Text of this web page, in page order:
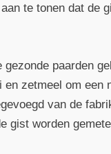
te tonen dat de
paarden
zetmeel om
van de
gist worden